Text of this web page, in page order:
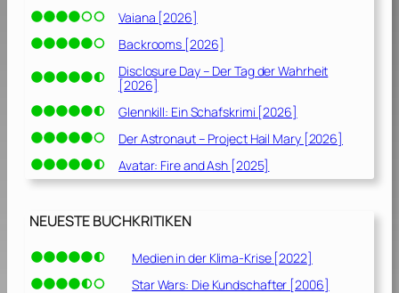
Vaiana [2026]
Backrooms [2026]
Disclosure Day – Der Tag der Wahrheit
[2026]
Glennkill: Ein Schafskrimi [2026]
Der Astronaut – Project Hail Mary [2026]
Avatar: Fire and Ash [2025]
NEUESTE BUCHKRITIKEN
Medien in der Klima-Krise [2022]
Star Wars: Die Kundschafter [2006]